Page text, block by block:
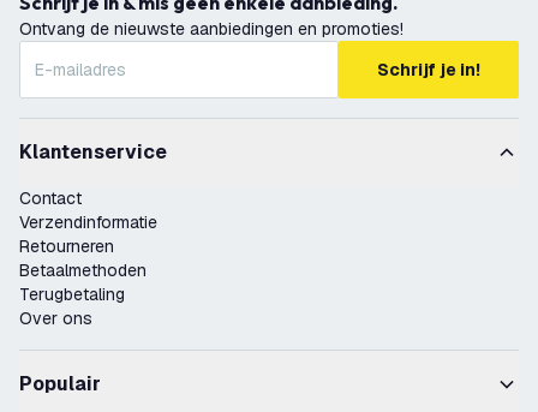
Ontvang de nieuwste aanbiedingen en promoties!
Schrijf je in!
Klantenservice
Contact
Verzendinformatie
Retourneren
Betaalmethoden
Terugbetaling
Over ons
Populair